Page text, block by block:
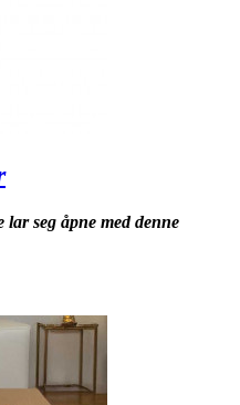
lar seg åpne med denne